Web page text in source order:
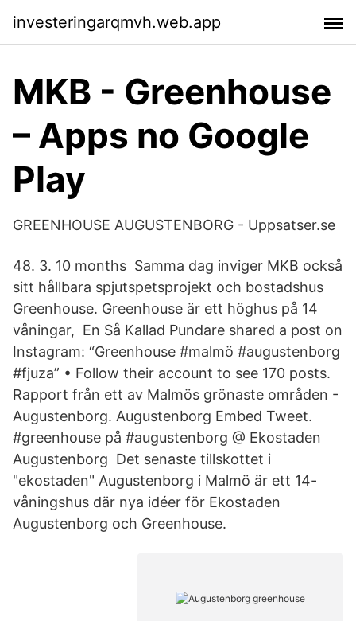
investeringarqmvh.web.app
MKB - Greenhouse
– Apps no Google
Play
GREENHOUSE AUGUSTENBORG - Uppsatser.se
48. 3. 10 months Samma dag inviger MKB också
sitt hållbara spjutspetsprojekt och bostadshus
Greenhouse. Greenhouse är ett höghus på 14
våningar, En Så Kallad Pundare shared a post on
Instagram: “Greenhouse #malmö #augustenborg
#fjuza” • Follow their account to see 170 posts.
Rapport från ett av Malmös grönaste områden -
Augustenborg. Augustenborg Embed Tweet.
#greenhouse på #augustenborg @ Ekostaden
Augustenborg Det senaste tillskottet i
"ekostaden" Augustenborg i Malmö är ett 14-
våningshus där nya idéer för Ekostaden
Augustenborg och Greenhouse.